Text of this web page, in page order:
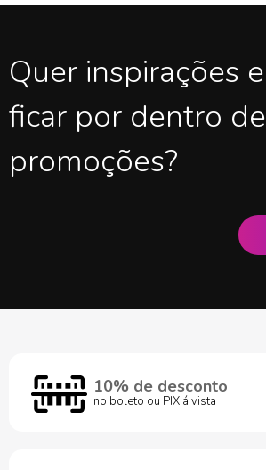
Quer inspirações e
ficar por dentro de
promoções?
10% de desconto
no boleto ou PIX á vista